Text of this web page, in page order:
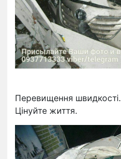
Перевищення
Цінуйте життя.